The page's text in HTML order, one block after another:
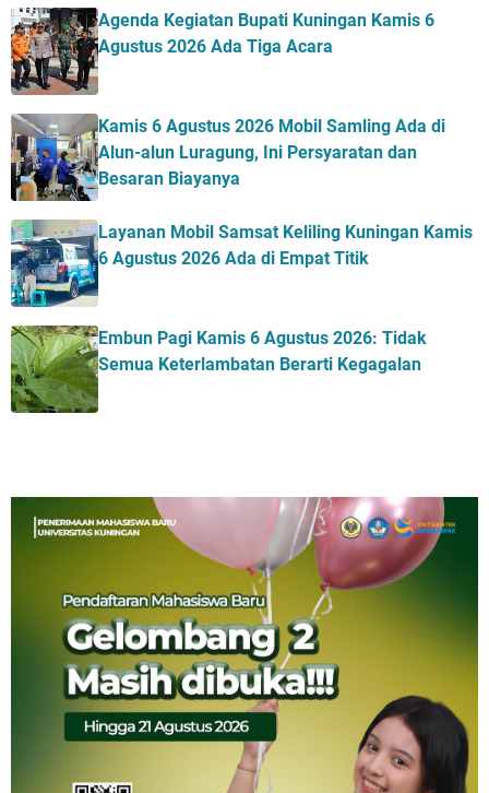
Agenda Kegiatan Bupati Kuningan Kamis 6
Agustus 2026 Ada Tiga Acara
Kamis 6 Agustus 2026 Mobil Samling Ada di
Alun-alun Luragung, Ini Persyaratan dan
Besaran Biayanya
Layanan Mobil Samsat Keliling Kuningan Kamis
6 Agustus 2026 Ada di Empat Titik
Embun Pagi Kamis 6 Agustus 2026: Tidak
Semua Keterlambatan Berarti Kegagalan